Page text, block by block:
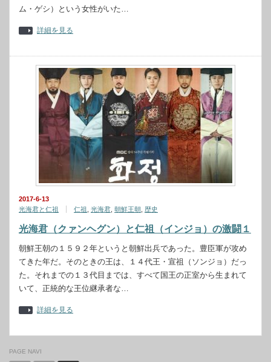
ム・ゲシ）という女性がいた…
詳細を見る
2017-6-13
光海君と仁祖
仁祖 光海君 朝鮮王朝 歴史
光海君（クァンヘグン）と仁祖（インジョ）の激闘１
朝鮮王朝の１５９２年というと朝鮮出兵であった。豊臣軍が攻め
てきた年だ。そのときの王は、１４代王・宣祖（ソンジョ）だっ
た。それまでの１３代目までは、すべて国王の正室から生まれて
いて、正統的な王位継承者な…
詳細を見る
PAGE NAVI